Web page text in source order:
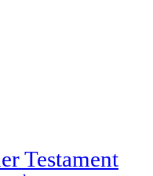
Testament